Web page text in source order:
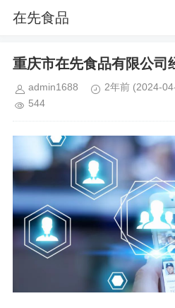
在先食品
重庆市在先食品有限公司
admin1688 2年前 (2024-
544